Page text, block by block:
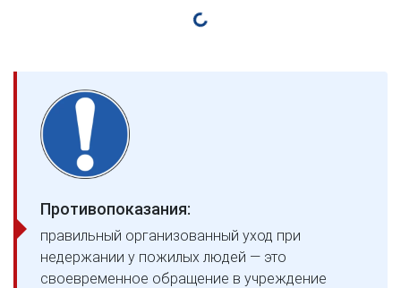
Противопоказания:
правильный организованный уход при
недержании у пожилых людей — это
своевременное обращение в учреждение